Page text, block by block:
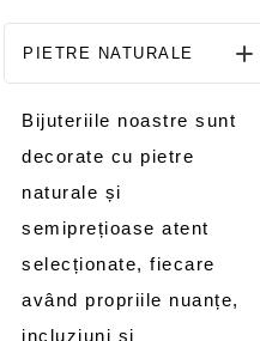
PIETRE NATURALE
Bijuteriile noastre sunt
decorate cu pietre
naturale și
semiprețioase atent
selecționate, fiecare
având propriile nuanțe,
incluziuni și